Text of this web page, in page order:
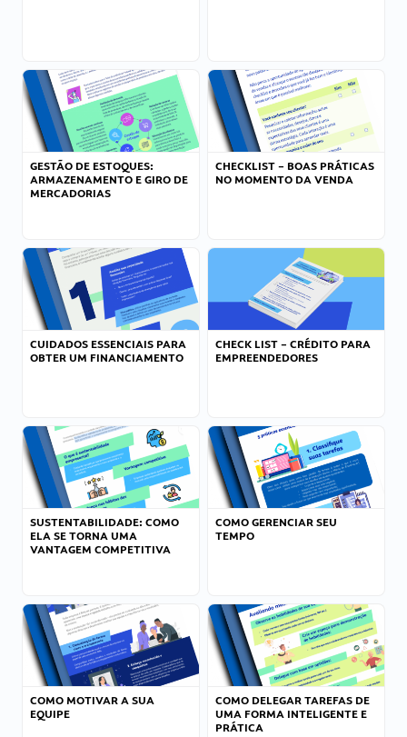
GESTÃO DE ESTOQUES:
ARMAZENAMENTO E GIRO DE
MERCADORIAS
CHECKLIST – BOAS PRÁTICAS
NO MOMENTO DA VENDA
CUIDADOS ESSENCIAIS PARA
OBTER UM FINANCIAMENTO
CHECK LIST – CRÉDITO PARA
EMPREENDEDORES
SUSTENTABILIDADE: COMO
ELA SE TORNA UMA
VANTAGEM COMPETITIVA
COMO GERENCIAR SEU
TEMPO
COMO MOTIVAR A SUA
EQUIPE
COMO DELEGAR TAREFAS DE
UMA FORMA INTELIGENTE E
PRÁTICA